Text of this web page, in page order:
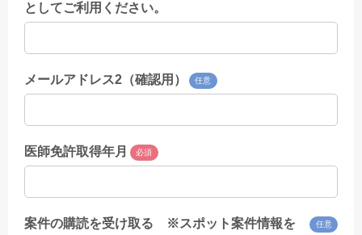
としてご利用ください。
メールアドレス2（確認用） 任意
医師免許取得年月 必須
案件の購読を受け取る ※スポット案件情報を
任意